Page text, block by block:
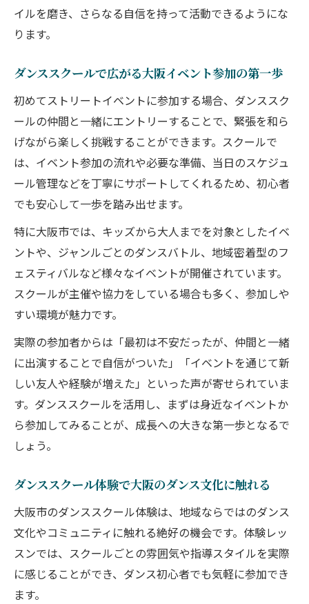
信
イルを磨き、さらなる自信を持って活動できるようにな
ります。
ダンススクールで広がる大阪イベント参加の第一歩
初めてストリートイベントに参加する場合、ダンススク
ールの仲間と一緒にエントリーすることで、緊張を和ら
げながら楽しく挑戦することができます。スクールで
は、イベント参加の流れや必要な準備、当日のスケジュ
ール管理などを丁寧にサポートしてくれるため、初心者
でも安心して一歩を踏み出せます。
特に大阪市では、キッズから大人までを対象としたイベ
ントや、ジャンルごとのダンスバトル、地域密着型のフ
ェスティバルなど様々なイベントが開催されています。
スクールが主催や協力をしている場合も多く、参加しや
すい環境が魅力です。
実際の参加者からは「最初は不安だったが、仲間と一緒
に出演することで自信がついた」「イベントを通じて新
しい友人や経験が増えた」といった声が寄せられていま
す。ダンススクールを活用し、まずは身近なイベントか
ら参加してみることが、成長への大きな第一歩となるで
しょう。
ダンススクール体験で大阪のダンス文化に触れる
大阪市のダンススクール体験は、地域ならではのダンス
文化やコミュニティに触れる絶好の機会です。体験レッ
スンでは、スクールごとの雰囲気や指導スタイルを実際
に感じることができ、ダンス初心者でも気軽に参加でき
ます。